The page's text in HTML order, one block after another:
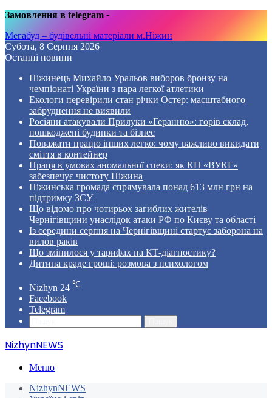
Замовлення в telegram -
Мегабуд – будівельні матеріали м.Ніжин
Субота, 8 Серпня 2026
Останні новини
Ніжинець Михайло Уральов виборов бронзу на
чемпіонаті України з пара легкої атлетики
Екологи перевірили стан річки Остер: масштабного
забруднення не виявили
Росіяни атакували Прилуки «Геранню»: горів склад,
пошкоджені будинки та бізнес
Поважати працю інших легко: чому важливо викидати
сміття в контейнер
Праця в умовах аномальної спеки: як КП «ВУКГ»
забезпечує чистоту Ніжина
Ніжинська громада спрямувала понад 613 млн грн на
підтримку ЗСУ
Що відомо про чотирьох загиблих жителів
Чернігівщини унаслідок атаки РФ по Києву та області
Із середини серпня на Чернігівщині стартує заборона на
вилов раків
Що змінилося у тарифах на КТ-діагностику?
Дитина краде гроші: розмова з психологом
Nizhyn 24 ℃
Facebook
Telegram
NizhynNEWS
Меню
NizhynNEWS